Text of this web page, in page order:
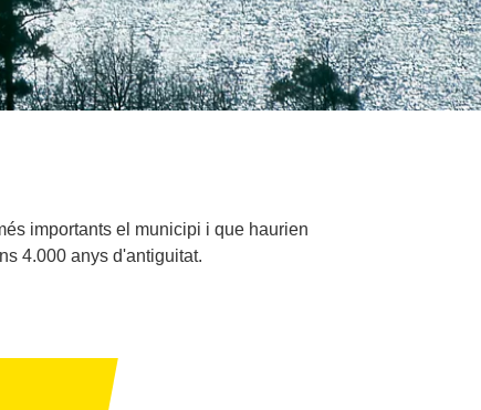
importants el municipi i que haurien
4.000 anys d'antiguitat.